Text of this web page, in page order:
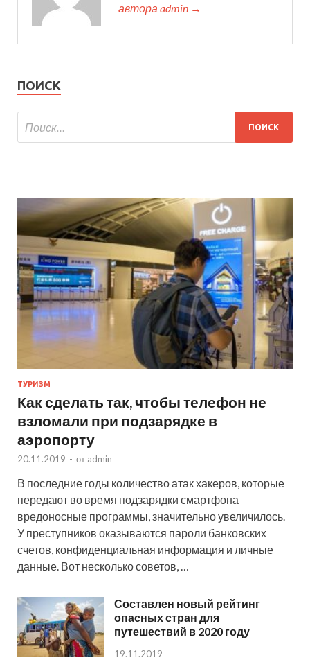
автора admin →
ПОИСК
ТУРИЗМ
Как сделать так, чтобы телефон не
взломали при подзарядке в
аэропорту
20.11.2019 - от admin
В последние годы количество атак хакеров, которые
передают во время подзарядки смартфона
вредоносные программы, значительно увеличилось.
У преступников оказываются пароли банковских
счетов, конфиденциальная информация и личные
данные. Вот несколько советов, …
Составлен новый рейтинг
опасных стран для
путешествий в 2020 году
19.11.2019